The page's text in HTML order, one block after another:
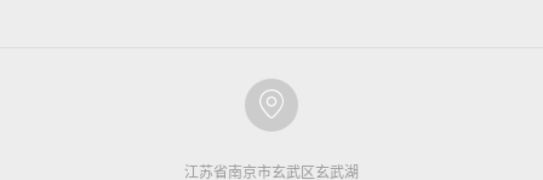
江苏省南京市玄武区玄武湖